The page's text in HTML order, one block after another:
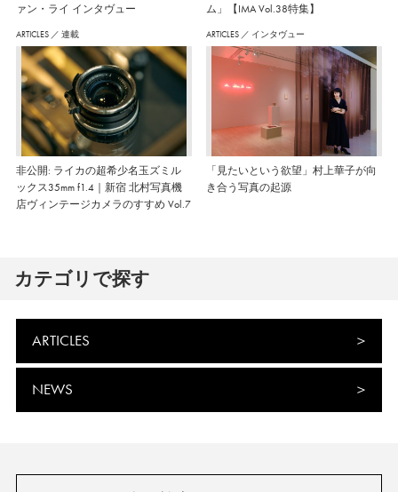
ァン・ライ インタヴュー
ム」【IMA Vol.38特集】
ARTICLES ／ 連載
非公開: ライカの超希少名玉ズミル
ックス35mm f1.4｜新宿 北村写真機
店ヴィンテージカメラのすすめ Vol.7
ARTICLES ／ インタヴュー
「見たいという欲望」村上華子が向
き合う写真の起源
カテゴリで探す
ARTICLES
NEWS